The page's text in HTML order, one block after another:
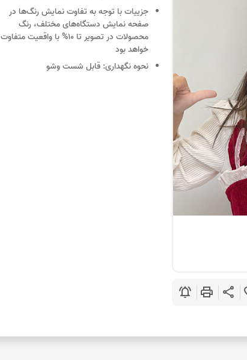
share
print
notifications_active
جزییاتبا توجه به تفاوت نمایش رنگ‌ها در
صفحه نمایش دستگاه‌های مختلف، رنگ
محصولات در تصویر تا 10% با واقعیت متفاوت
خواهد بود
نحوه نگهداری: قابل شست وشو